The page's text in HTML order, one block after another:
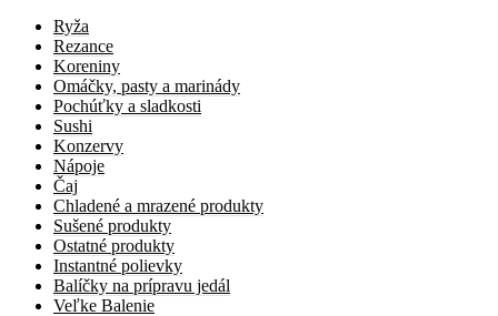
na
stránke
produktu.
Ryža
Rezance
Koreniny
Omáčky, pasty a marinády
Pochúťky a sladkosti
Sushi
Konzervy
Nápoje
Čaj
Chladené a mrazené produkty
Sušené produkty
Ostatné produkty
Instantné polievky
Balíčky na prípravu jedál
Veľke Balenie